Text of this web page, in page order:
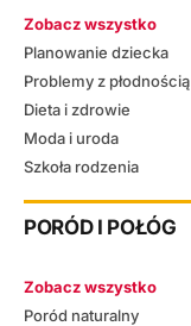
Zobacz wszystko
Planowanie dziecka
Problemy z płodnością
Dieta i zdrowie
Moda i uroda
Szkoła rodzenia
PORÓD I POŁÓG
Zobacz wszystko
Poród naturalny